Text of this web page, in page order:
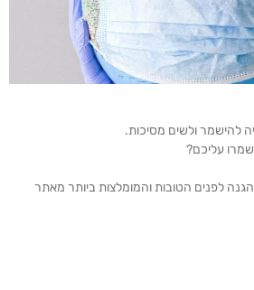
להישמר ולשים מסיכות.
עליכם?
לפנים הטובות והמומלצות ביותר מאתר